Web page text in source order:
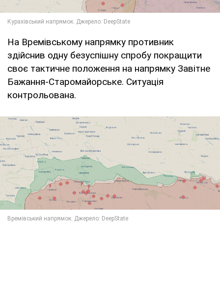
На Времівському напрямку противник
здійснив одну безуспішну спробу покращити
своє тактичне положення на напрямку Завітне
Бажання-Старомайорське. Ситуація
контрольована.